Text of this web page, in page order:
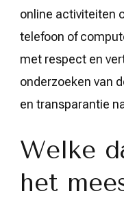
online activiteiten
telefoon of
met respect en
onderzoeken van
en transparantie
Welke
het